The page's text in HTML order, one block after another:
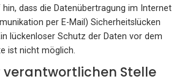
dass die Datenübertragung im Internet
per E-Mail) Sicherheitslücken
lückenloser Schutz der Daten vor dem
ist nicht möglich.
verantwortlichen Stelle